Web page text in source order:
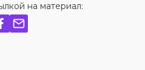
на материал: